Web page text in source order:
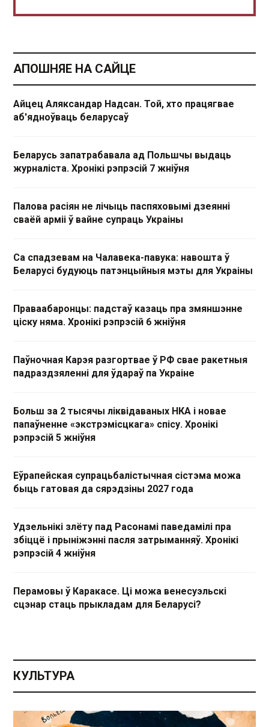
АПОШНЯЕ НА САЙЦЕ
Айцец Аляксандар Надсан. Той, хто працягвае
аб'ядноўваць беларусаў
Беларусь запатрабавала ад Польшчы выдаць
журналіста. Хронікі рэпрэсій 7 жніўня
Палова расіян не лічыць паспяховымі дзеянні
сваёй арміі ў вайне супраць Украіны
Са спадзевам на Чалавека-павука: навошта ў
Беларусі будуюць патэнцыйныя мэты для Украіны
Праваабаронцы: падстаў казаць пра змяншэнне
ціску няма. Хронікі рэпрэсій 6 жніўня
Паўночная Карэя разгортвае ў РФ свае ракетныя
падраздзяленні для ўдараў па Украіне
Больш за 2 тысячы ліквідаваных НКА і новае
папаўненне «экстрэмісцкага» спісу. Хронікі
рэпрэсій 5 жніўня
Еўрапейская супрацьбалістычная сістэма можа
быць гатовая да сярэдзіны 2027 года
Удзельнікі злёту пад Расонамі паведамілі пра
збіццё і прыніжэнні пасля затрыманняў. Хронікі
рэпрэсій 4 жніўня
Перамовы ў Каракасе. Ці можа венесуэльскі
сцэнар стаць прыкладам для Беларусі?
КУЛЬТУРА